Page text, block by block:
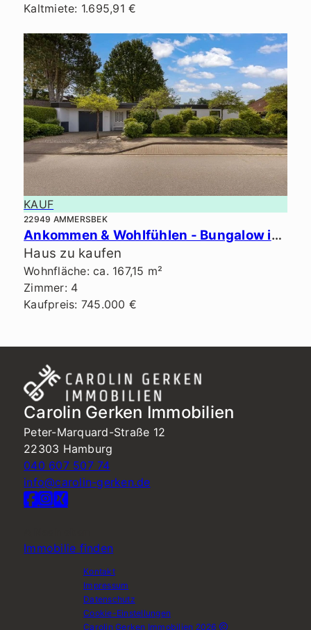
Kaltmiete: 1.695,91 €
KAUF
22949 AMMERSBEK
Ankommen & Wohlfühlen - Bungalow in Bestlage von Ammersbek.
Haus zu kaufen
Wohnfläche: ca. 167,15 m²
Zimmer: 4
Kaufpreis: 745.000 €
Carolin Gerken Immobilien
Peter-Marquard-Straße 12
22303 Hamburg
040 607 507 74
info@carolin-gerken.de
Immobilie finden
Kontakt
Impressum
Datenschutz
Cookie-Einstellungen
Carolin Gerken Immobilien 2026